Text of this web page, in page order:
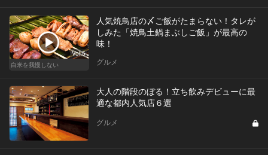
Vol.5
白米を我慢しない
人気焼鳥店の〆ご飯がたまらない！タレが
しみた「焼鳥土鍋まぶしご飯」が最高の
味！
グルメ
大人の階段のぼる！立ち飲みデビューに最
適な都内人気店６選
グルメ